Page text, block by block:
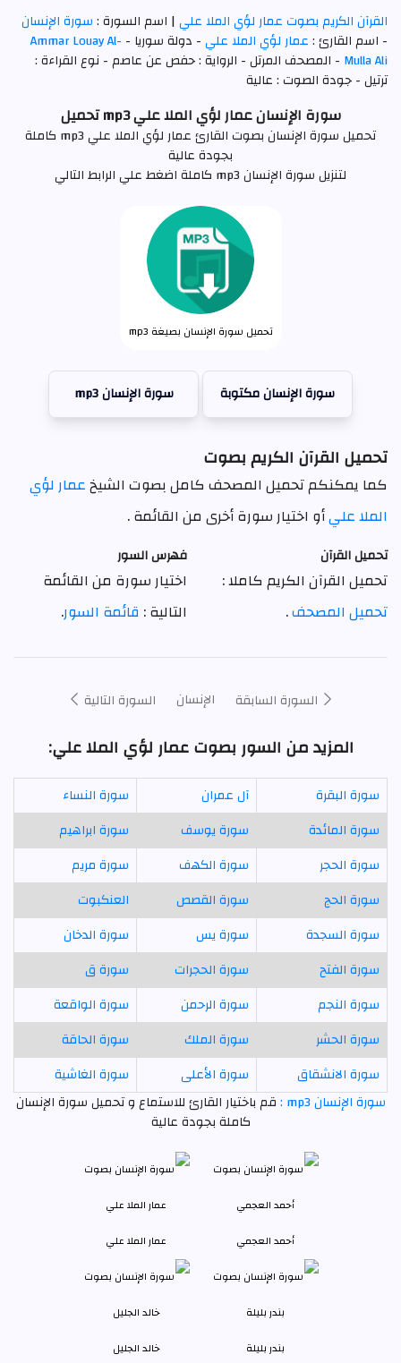
القرآن الكريم بصوت عمار لؤي الملا علي| اسم السورة :سورة الإنسان
- اسم القارئ :عمار لؤي الملا علي- دولة سوريا - Ammar Louay Al-
Mulla Ali - المصحف المرتل - الرواية : حفص عن عاصم - نوع القراءة :
ترتيل - جودة الصوت : عالية
سورة الإنسان عمار لؤي الملا علي mp3 تحميل
تحميل سورة الإنسان بصوت القارئ عمار لؤي الملا علي mp3 كاملة
بجودة عالية
لتنزيل سورة الإنسان mp3 كاملة اضغط علي الرابط التالي
تحميل سورة الإنسان بصيغة mp3
سورة الإنسان مكتوبة سورة الإنسان mp3
تحميل القرآن الكريم بصوت
كما يمكنكم تحميل المصحف كامل بصوت الشيخعمار لؤي
الملا عليأو اختيار سورة أخرى من القائمة .
تحميل القرآن
تحميل القرآن الكريم كاملا :
تحميل المصحف.
فهرس السور
اختيار سورة من القائمة
التالية : قائمة السور.
السورة السابقة الإنسان السورة التالية
المزيد من السور بصوت عمار لؤي الملا علي:
سورة البقرة آل عمران
سورة النساء
سورة المائدة
سورة يوسف
سورة ابراهيم
سورة الحجر
سورة الكهف
سورة مريم
سورة الحج
سورة القصص
العنكبوت
سورة السجدة
سورة يس
سورة الدخان
سورة الفتح
سورة الحجرات
سورة ق
سورة النجم
سورة الرحمن
سورة الواقعة
سورة الحشر
سورة الملك
سورة الحاقة
سورة الانشقاق
سورة الأعلى
سورة الغاشية
سورة الإنسان mp3 :
قم باختيار القارئ للاستماع و تحميل سورة الإنسان
كاملة بجودة عالية
أحمد العجمي عمار الملا علي
بندر بليلة خالد الجليل